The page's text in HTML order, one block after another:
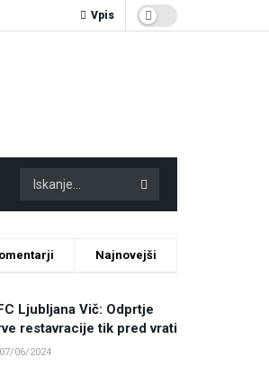
Vpis
Najnovejši
Ljubljana Vič: Odprtje
restavracije tik pred vrati
07/06/2024